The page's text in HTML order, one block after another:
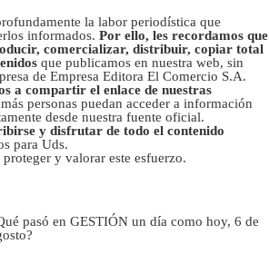
la labor periodística que
informados. Por ello, les recordamos que
comercializar, distribuir, copiar total
que publicamos en nuestra web, sin
de Empresa Editora El Comercio S.A.
a compartir el enlace de nuestras
personas puedan acceder a información
desde nuestra fuente oficial.
y disfrutar de todo el contenido
para Uds.
y valorar este esfuerzo.
pasó en GESTIÓN un día como hoy, 6 de